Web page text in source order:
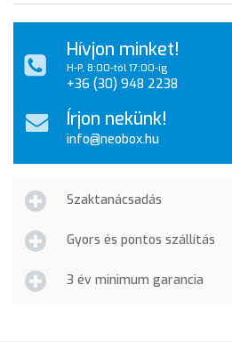
Hívjon minket!
H-P, 8:00-tól 17:00-ig
+36 (30) 948 2238
Írjon nekünk!
info@neobox.hu
Szaktanácsadás
Gyors és pontos szállítás
3 év minimum garancia